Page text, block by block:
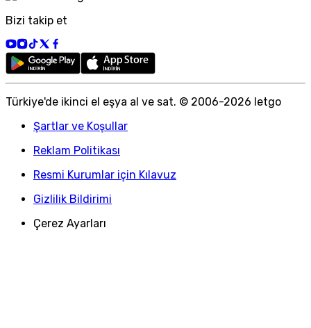
Bizi takip et
Türkiye'de ikinci el eşya al ve sat. © 2006-2026 letgo
Şartlar ve Koşullar
Reklam Politikası
Resmi Kurumlar için Kılavuz
Gizlilik Bildirimi
Çerez Ayarları